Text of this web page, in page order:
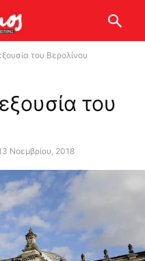
του Βερολίνου
του
Νοεμβρίου, 2018